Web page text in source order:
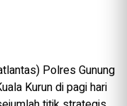
Polres Gunung
Kurun di pagi hari